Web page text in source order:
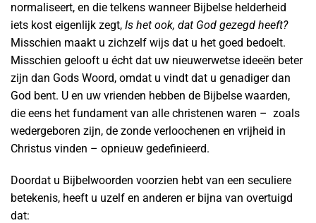
normaliseert, en die telkens wanneer Bijbelse helderheid
iets kost eigenlijk zegt, Is het ook, dat God gezegd heeft?
Misschien maakt u zichzelf wijs dat u het goed bedoelt.
Misschien gelooft u écht dat uw nieuwerwetse ideeën beter
zijn dan Gods Woord, omdat u vindt dat u genadiger dan
God bent. U en uw vrienden hebben de Bijbelse waarden,
die eens het fundament van alle christenen waren – zoals
wedergeboren zijn, de zonde verloochenen en vrijheid in
Christus vinden – opnieuw gedefinieerd.
Doordat u Bijbelwoorden voorzien hebt van een seculiere
betekenis, heeft u uzelf en anderen er bijna van overtuigd
dat: